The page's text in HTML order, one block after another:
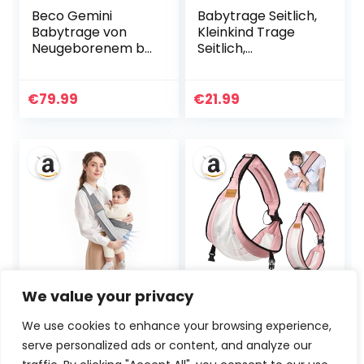
We value your privacy
We use cookies to enhance your browsing experience,
serve personalized ads or content, and analyze our
Beco Gemini
Babytrage von
Neugeborenem bis
Babytrage für
Verstellbarer Sitz,
Atmungsaktives
3D-Mesh
(Dunkelgrau)
€79.99
Babytrage Seitlich,
Kleinkind Trage
Seitlich,
Verstellbare Baby
Kindertrage
Carrier, für
Neugeborene 3-36
Monaten,
Kleinkinder bis
20kg
€21.99
Tragetuch Baby,
Mumgaroo
Babytrage
Neugeborene ab
Geburt, On the Go
Seitlich,Babytrage
Seitlich,Verstellbar